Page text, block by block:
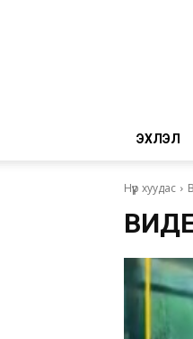
ЭХЛЭЛ
Нүүр хуудас